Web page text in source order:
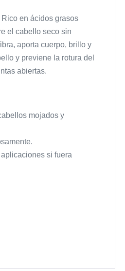
en ácidos grasos
el cabello seco sin
aporta cuerpo, brillo y
y previene la rotura del
abiertas.
mojados y
si fuera